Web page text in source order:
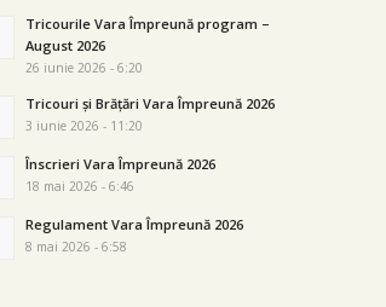
Tricourile Vara Împreună program –
August 2026
26 iunie 2026 - 6:20
Tricouri și Brățări Vara Împreună 2026
3 iunie 2026 - 11:20
Înscrieri Vara Împreună 2026
18 mai 2026 - 6:46
Regulament Vara Împreună 2026
8 mai 2026 - 6:58